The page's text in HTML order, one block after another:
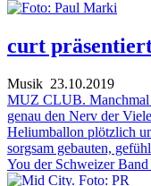
curt
Musik 23.10.2019
MUZ CLUB. Manchmal
genau den Nerv der
Heliumballon plötzlich
sorgsam gebauten,
You der Schweizer